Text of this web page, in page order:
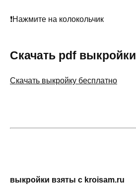
❗Нажмите на колокольчик
Скачать pdf выкройки
Скачать выкройку бесплатно
выкройки взяты с kroisam.ru